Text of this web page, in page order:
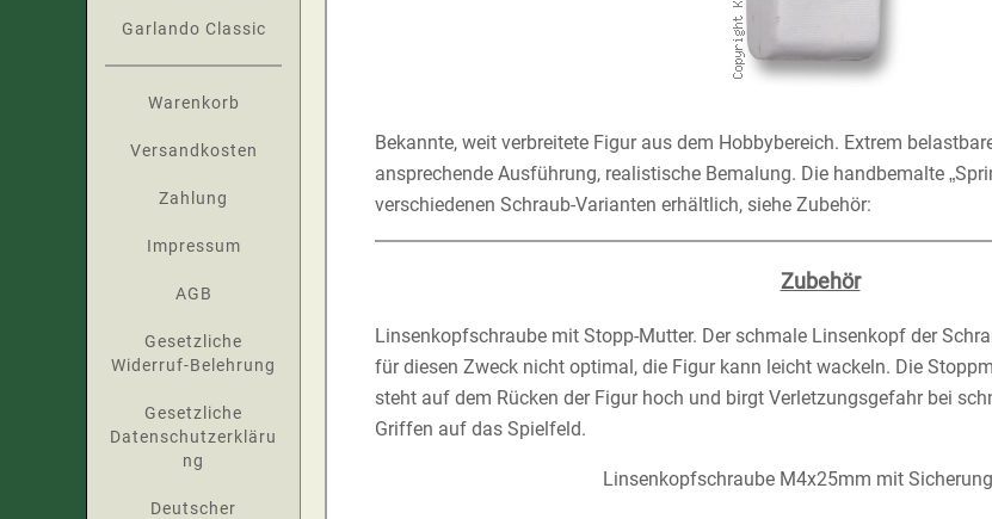
Bekannte, weit verbreitete Figur aus dem Hobbybereich. Extrem
ansprechende Ausführung, realistische Bemalung. Die handbemalte
verschiedenen Schraub-Varianten erhältlich, siehe Zubehör:
Zubehör
Linsenkopfschraube mit Stopp-Mutter. Der schmale Linsenkopf der
für diesen Zweck nicht optimal, die Figur kann leicht wackeln. Die
steht auf dem Rücken der Figur hoch und birgt Verletzungsgefahr bei
Griffen auf das Spielfeld.
Linsenkopfschraube M4x25mm mit
Garlando Classic
Warenkorb
Versandkosten
Zahlung
Impressum
AGB
Gesetzliche
Widerruf-Belehrung
Gesetzliche
Datenschutzerkläru
ng
Deutscher